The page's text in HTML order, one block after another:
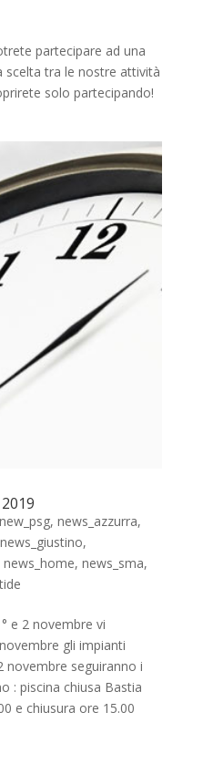
partecipare ad una
scelta tra le nostre attività
solo partecipando!
new_psg, news_azzurra,
news_giustino,
news_home, news_sma,
e 2 novembre vi
gli impianti
novembre seguiranno i
: piscina chiusa Bastia
e chiusura ore 15.00